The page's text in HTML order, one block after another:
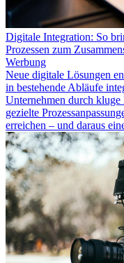
Digitale Integration: So
Prozessen zum
Werbung
Neue digitale Lösungen
in bestehende Abläufe
Unternehmen durch kluge
gezielte
erreichen – und daraus